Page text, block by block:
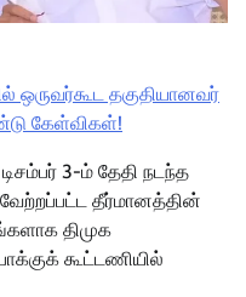
ஒருவர்கூட தகுதியானவர்
கேள்விகள்!
3-ம் தேதி நடந்த
தீர்மானத்தின்
திமுக
கூட்டணியில்